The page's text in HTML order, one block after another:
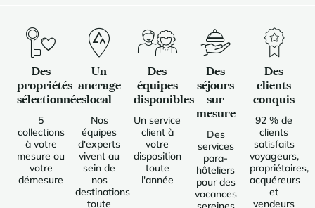
Des
propriétés
sélectionnées
5
collections
à votre
mesure ou
votre
démesure
Un
ancrage
local
Nos
équipes
d'experts
vivent au
sein de
nos
destinations
toute
Des
équipes
disponibles
Un service
client à
votre
disposition
toute
l'année
Des
séjours
sur
mesure
Des
services
para-
hôteliers
pour des
vacances
Des
clients
conquis
92 % de
clients
satisfaits
voyageurs,
propriétaires,
acquéreurs
et
vendeurs